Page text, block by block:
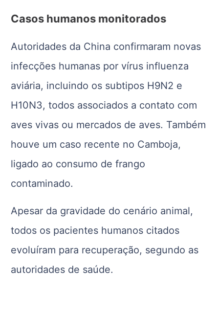
Casos humanos monitorados
Autoridades da China confirmaram novas
infecções humanas por vírus influenza
aviária, incluindo os subtipos H9N2 e
H10N3, todos associados a contato com
aves vivas ou mercados de aves. Também
houve um caso recente no Camboja,
ligado ao consumo de frango
contaminado.
Apesar da gravidade do cenário animal,
todos os pacientes humanos citados
evoluíram para recuperação, segundo as
autoridades de saúde.